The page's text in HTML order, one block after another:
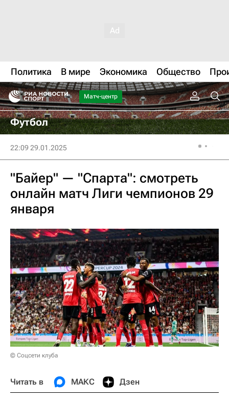
Политика В мире Экономика Общество
Матч-центр
Футбол
22:09 29.01.2025
"Байер" — "Спарта": смотреть
онлайн матч Лиги чемпионов 29
января
© Соцсети клуба
Читать в МАКС Дзен